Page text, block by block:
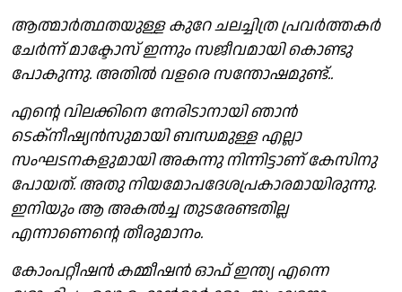
ആത്മാർത്ഥതയുള്ള കുറേ ചലച്ചിത്ര പ്രവർത്തകർ
ചേർന്ന് മാക്ടോസ് ഇന്നും സജീവമായി കൊണ്ടു
പോകുന്നു. അതിൽ വളരെ സന്തോഷമുണ്ട്..
എന്റെ വിലക്കിനെ നേരിടാനായി ഞാൻ
ടെക്നീഷ്യൻസുമായി ബന്ധമുള്ള എല്ലാ
സംഘടനകളുമായി അകന്നു നിന്നിട്ടാണ് കേസിനു
പോയത്. അതു നിയമോപദേശപ്രകാരമായിരുന്നു.
ഇനിയും ആ അകൽച്ച തുടരേണ്ടതില്ല
എന്നാണെന്റെ തീരുമാനം.
കോംപറ്റീഷൻ കമ്മീഷൻ ഓഫ് ഇന്ത്യ എന്നെ